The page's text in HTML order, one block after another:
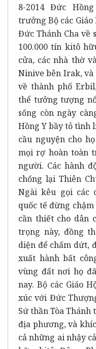
8-2014 Đức
trưởng Bộ các
Đức Thánh Cha về
100.000 tín kitô
cửa, các nhà thờ
Ninive bên Irak,
về thành phố
thể tưởng tượng
sống còn ngày
Hồng Y bầy tỏ tình
cầu nguyện cho
mọi rợ hoàn toàn
người. Các hành
chống lại Thiên
Ngài kêu gọi các
quốc tế đừng
cần thiết cho dân
trọng này, đồng
diện để chấm dứt,
xuất hành bất
vùng đất nơi họ
nay. Bộ các Giáo
xúc với Đức
Sứ thần Tòa Thánh
địa phương, và
cả những ai nhậy